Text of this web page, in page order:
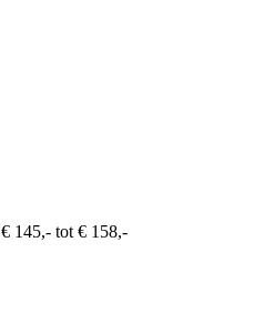
€ 145,- tot € 158,-